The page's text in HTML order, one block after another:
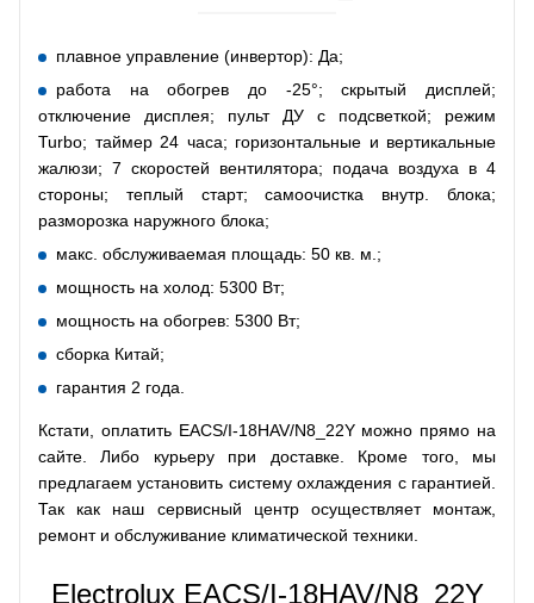
плавное управление (инвертор): Да;
работа на обогрев до -25°; скрытый дисплей;
отключение дисплея; пульт ДУ с подсветкой; режим
Turbo; таймер 24 часа; горизонтальные и вертикальные
жалюзи; 7 скоростей вентилятора; подача воздуха в 4
стороны; теплый старт; самоочистка внутр. блока;
разморозка наружного блока;
макс. обслуживаемая площадь: 50 кв. м.;
мощность на холод: 5300 Вт;
мощность на обогрев: 5300 Вт;
сборка Китай;
гарантия 2 года.
Кстати, оплатить EACS/I-18HAV/N8_22Y можно прямо на
сайте. Либо курьеру при доставке. Кроме того, мы
предлагаем установить систему охлаждения с гарантией.
Так как наш сервисный центр осуществляет монтаж,
ремонт и обслуживание климатической техники.
Electrolux EACS/I-18HAV/N8_22Y